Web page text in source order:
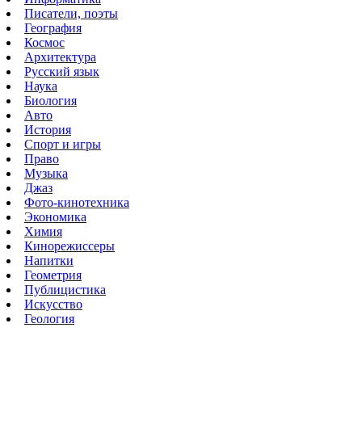
Писатели, поэты
География
Космос
Архитектура
Русский язык
Наука
Биология
Авто
История
Спорт и игры
Право
Музыка
Джаз
Фото-кинотехника
Экономика
Химия
Кинорежиссеры
Напитки
Геометрия
Публицистика
Искусство
Геология